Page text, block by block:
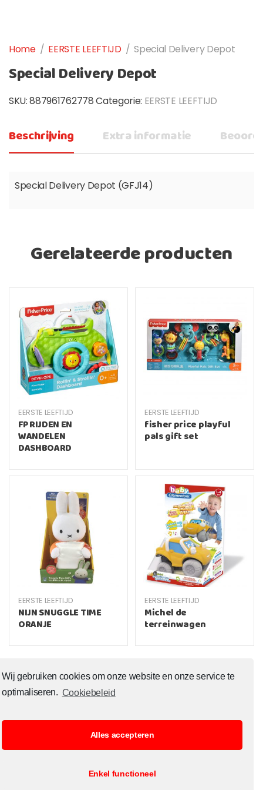
Wij gebruiken cookies om onze website en onze service te
optimaliseren. Cookiebeleid
Alles accepteren
Enkel functioneel
Home / EERSTE LEEFTIJD / Special Delivery Depot
Special Delivery Depot
SKU:887961762778Categorie: EERSTE LEEFTIJD
Beschrijving Extra informatie
Special Delivery Depot (GFJ14)
Gerelateerde producten
EERSTE LEEFTIJD
FP RIJDEN EN
WANDELEN
DASHBOARD
EERSTE LEEFTIJD
fisher price playful
pals gift set
EERSTE LEEFTIJD
NIJN SNUGGLE TIME
ORANJE
EERSTE LEEFTIJD
Michel de
terreinwagen